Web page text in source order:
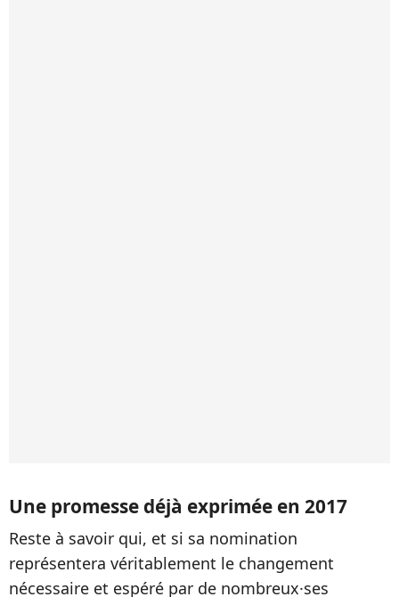
Une promesse déjà exprimée en 2017
Reste à savoir qui, et si sa nomination
représentera véritablement le changement
nécessaire et espéré par de nombreux·ses